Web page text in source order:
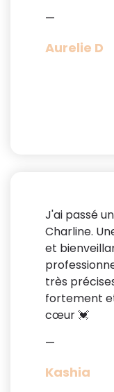
—
Aurelie D
J'ai passé
Charline.
et
très
fortement
cœur 💓
—
Kashia